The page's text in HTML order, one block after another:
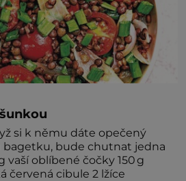
si k němu dáte opečený
bude chutnat jedna
červená cibule 2 lžíce